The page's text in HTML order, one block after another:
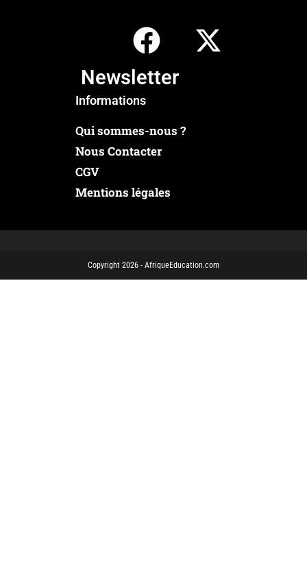
Newsletter
Informations
Qui sommes-nous ?
Nous Contacter
CGV
Mentions légales
Copyright 2026 - AfriqueEducation.com